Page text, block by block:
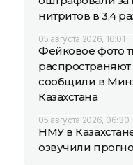
нитритов в 3,4
05 августа 2026, 16:01
Фейковое фото
распространяют
сообщили в
Казахстана
05 августа 2026, 06:30
НМУ в
озвучили